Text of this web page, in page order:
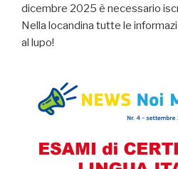
dicembre 2025 è necessario
Nella locandina tutte le
al lupo!